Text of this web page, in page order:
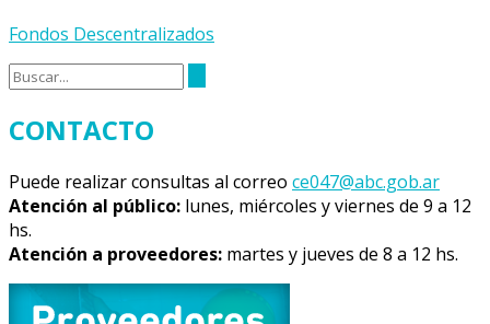
Fondos Descentralizados
CONTACTO
Puede realizar consultas al correo ce047@abc.gob.ar
Atención al público: lunes, miércoles y viernes de 9 a 12
hs.
Atención a proveedores: martes y jueves de 8 a 12 hs.